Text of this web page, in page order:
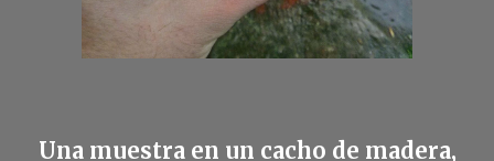
Una muestra en un cacho de madera,